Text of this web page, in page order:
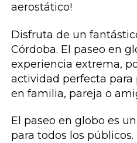
aerostático!
Disfruta de un
Córdoba. El paseo en
experiencia extrema,
actividad perfecta para
en familia, pareja o
El paseo en globo es
para todos los